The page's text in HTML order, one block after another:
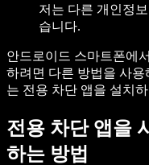
저는 다른 개인정
습니다.
안드로이드 스마트폰에
하려면 다른 방법을 사
는 전용 차단 앱을 설치
전용 차단 앱을
하는 방법